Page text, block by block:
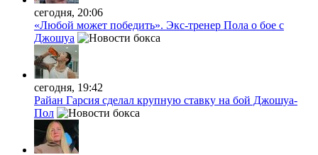
сегодня, 20:06
«Любой может победить». Экс-тренер Пола о бое с
Джошуа
сегодня, 19:42
Райан Гарсия сделал крупную ставку на бой Джошуа-
Пол